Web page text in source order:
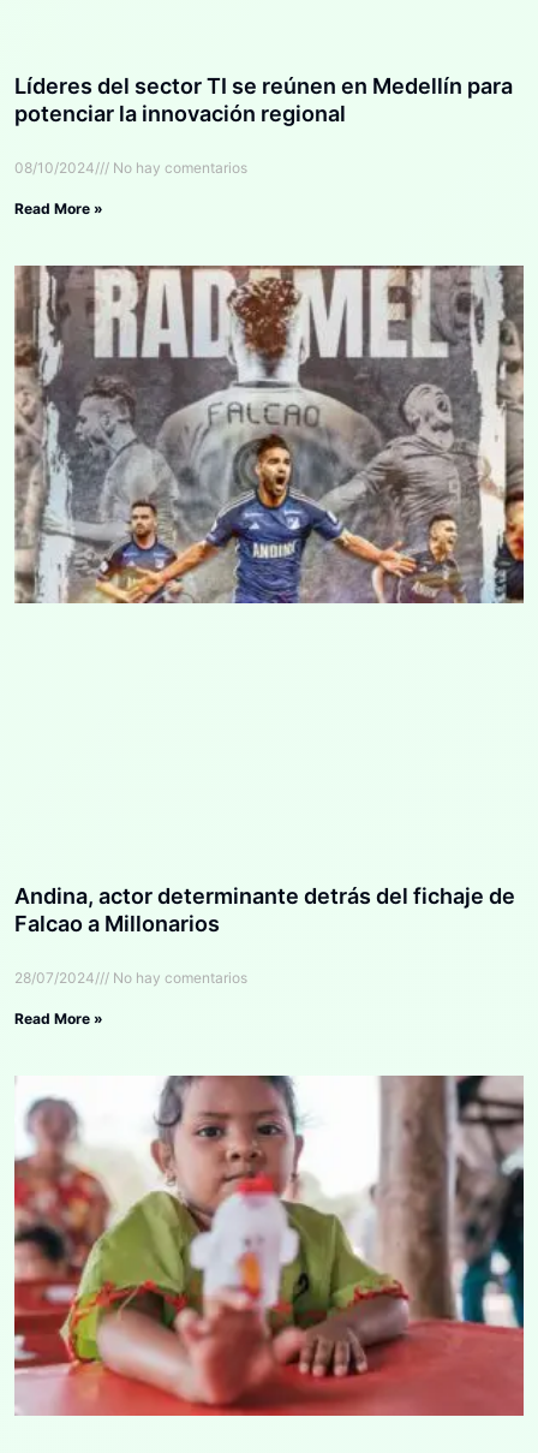
Líderes del sector TI se reúnen en Medellín para
potenciar la innovación regional
08/10/2024 No hay comentarios
Read More »
Andina, actor determinante detrás del fichaje de
Falcao a Millonarios
28/07/2024 No hay comentarios
Read More »